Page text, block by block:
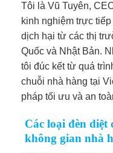
Tôi là Vũ Tuyên,
kinh nghiệm trực
dịch hại từ các thị
Quốc và Nhật Bản.
tôi đúc kết từ quá
chuỗi nhà hàng tại
pháp tối ưu và an
Các loại đèn
không gian nhà